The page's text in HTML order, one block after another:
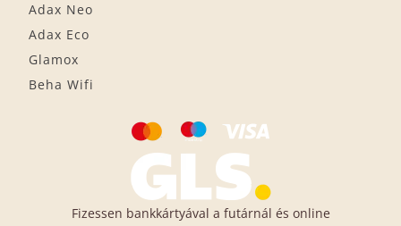
Adax Neo
Adax Eco
Glamox
Beha Wifi
Fizessen bankkártyával a futárnál és online